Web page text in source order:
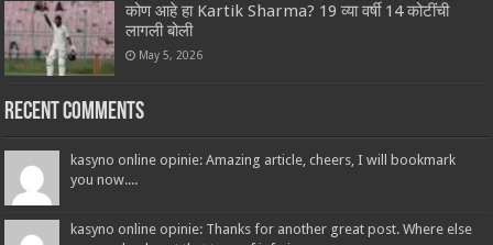
कोण आहे हा Kartik Sharma? 19 व्या वर्षी 14 कोटींची
लागली बोली
May 5, 2026
Recent Comments
kasyno online opinie: Amazing article, cheers, I will bookmark
you now....
kasyno online opinie: Thanks for another great post. Where else